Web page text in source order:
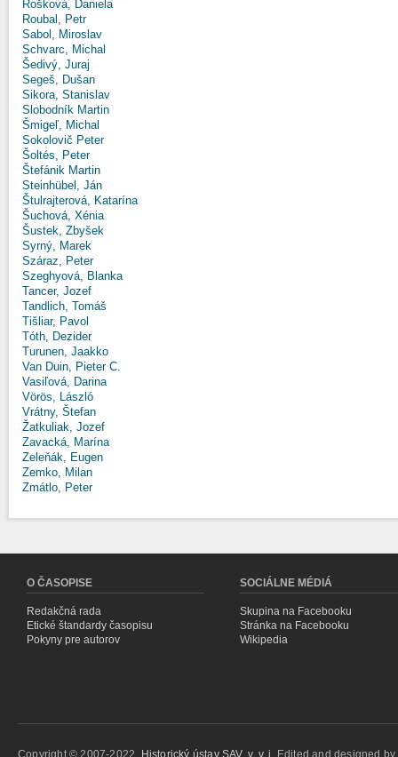
Rošková, Daniela
Roubal, Petr
Sabol, Miroslav
Schvarc, Michal
Šedivý, Juraj
Segeš, Dušan
Sikora, Stanislav
Slobodník Martin
Šmigeľ, Michal
Sokolovič Peter
Šoltés, Peter
Štefánik Martin
Steinhübel, Ján
Štulrajterová, Katarína
Šuchová, Xénia
Šustek, Zbyšek
Syrný, Marek
Száraz, Peter
Szeghyová, Blanka
Tancer, Jozef
Tandlich, Tomáš
Tišliar, Pavol
Tóth, Dezider
Turunen, Jaakko
Van Duin, Pieter C.
Vasiľová, Darina
Vörös, László
Vrátny, Štefan
Žatkuliak, Jozef
Zavacká, Marína
Zeleňák, Eugen
Zemko, Milan
Zmátlo, Peter
O ČASOPISE
Redakčná rada
Etické štandardy časopisu
Pokyny pre autorov
SOCIÁLNE MÉDIÁ
Skupina na Facebooku
Stránka na Facebooku
Wikipedia